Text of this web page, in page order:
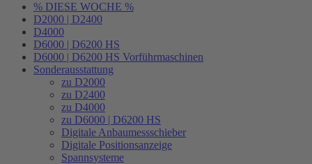
% DIESE WOCHE %
D2000 | D2400
D4000
D6000 | D6200 HS
D6000 | D6200 HS Vorführmaschinen
Sonderausstattung
zu D2000
zu D2400
zu D4000
zu D6000 | D6200 HS
Digitale Anbaumessschieber
Digitale Positionsanzeige
Spannsysteme